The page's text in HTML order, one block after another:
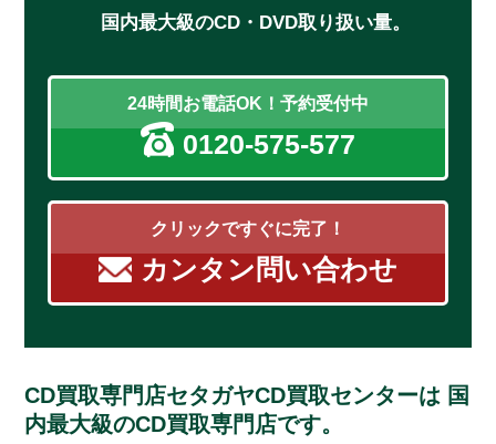
国内最大級のCD・DVD取り扱い量。
24時間お電話OK！予約受付中
0120-575-577
クリックですぐに完了！
カンタン問い合わせ
CD買取専門店セタガヤCD買取センターは 国
内最大級のCD買取専門店です。